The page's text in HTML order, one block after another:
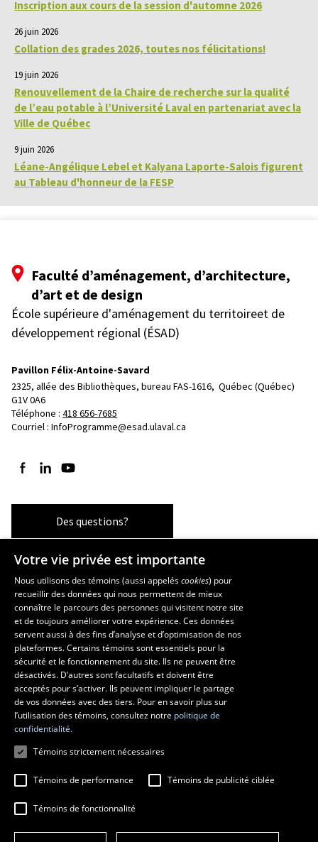
Inscription aux cours de la session d'automne 2026
26 juin 2026
Collation des grades 2026, toutes nos félicitations!
19 juin 2026
Renouvellement de la Chaire de recherche sur la qualité
de l’eau potable à l’Université Laval en partenariat avec la
Ville de Québec
9 juin 2026
Léane-Angélique Lebel et Kalyana Laporte-Salois figurent
au Tableau d'honneur de la FESP
Faculté d’aménagement, d’architecture,
d’art et de design
École supérieure d'aménagement du territoireet de
développement régional (ÉSAD)
Pavillon Félix-Antoine-Savard
2325, allée des Bibliothèques, bureau FAS-1616, Québec (Québec)
G1V 0A6
Téléphone : 418 656-7685
Courriel : InfoProgramme@esad.ulaval.ca
Suivez-nous sur Facebook
Suivez-nous sur LinkedIn
Suivez-nous sur YouTube
Des questions?
Les écoles et la recherche
École supérieure d’aménagement du territoire et de développement
régional
École d’architecture
École d’art
École de design
Centre de recherche en aménagement et développement
© 2026 Université Laval Tous droits réservés
Votre vie privée est importante
Nous utilisons des témoins (aussi appeléscookies) pour
recueillir des données qui nous permettent de mieux
connaître le parcours des personnes qui visitent notre site
et de toujours améliorer votre expérience. Ces données
servent aussi à des fins d’analyse et d’optimisation de nos
plateformes. Certains témoins sont essentiels pour la
sécurité et le fonctionnement du site. Ils ne peuvent être
désactivés. D’autres sont facultatifs et doivent être
acceptés pour s’activer. Ils peuvent impliquer le partage
de vos données avec des tiers. Pour en savoir plus sur
l’utilisation des témoins, consultez notre politique de
confidentialité.
Témoins strictement nécessaires
Témoins de performance Témoins de publicité ciblée
Témoins de fonctionnalité